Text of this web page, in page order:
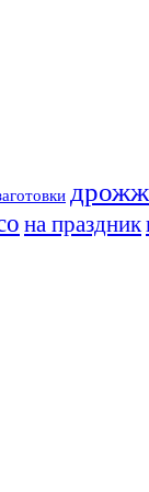
на праздник